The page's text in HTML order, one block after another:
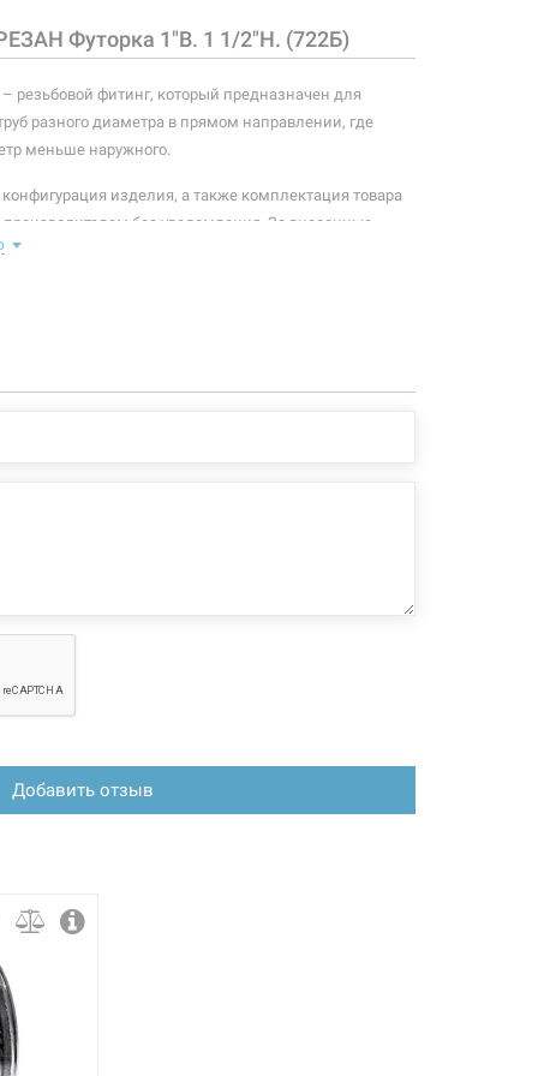
25 грн Нет в наличии
29 грн Нет в наличии
Футорка 1"В. 1 1/2"Н. (722Б)
резьбовой фитинг, который предназначен для
разного диаметра в прямом направлении, где
меньше наружного.
изделия, а также комплектация товара
производителем без уведомления. За внесенные
магазин ответственности не несет.
Добавить отзыв